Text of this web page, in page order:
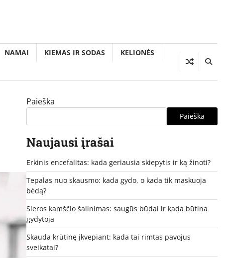
NAMAI KIEMAS IR SODAS
KELIONĖS
Paieška
Paieška
Naujausi įrašai
Erkinis encefalitas: kada geriausia skiepytis ir ką žinoti?
Tepalas nuo skausmo: kada gydo, o kada tik maskuoja
bėdą?
Sieros kamščio šalinimas: saugūs būdai ir kada būtina
gydytoja
Skauda krūtinę įkvepiant: kada tai rimtas pavojus
sveikatai?